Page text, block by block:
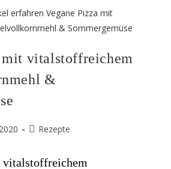
mit vitalstoffreichem
&
Beitrags-
Rezepte
vitalstoffreichem